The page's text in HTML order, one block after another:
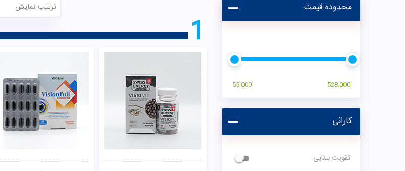
محدوده قیمت
55,000 528,000
کارائی
تقویت بینایی
ترتیب نمایش
1